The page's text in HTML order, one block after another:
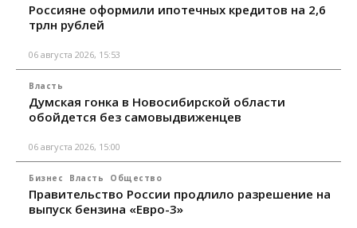
Россияне оформили ипотечных кредитов на 2,6
трлн рублей
06 августа 2026, 15:53
Власть
Думская гонка в Новосибирской области
обойдется без самовыдвиженцев
06 августа 2026, 15:00
Бизнес Власть Общество
Правительство России продлило разрешение на
выпуск бензина «Евро-3»